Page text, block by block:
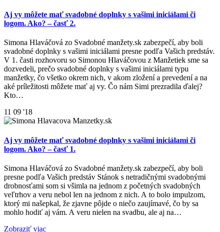
Aj vy môžete mať svadobné doplnky s vašimi iniciálami či
logom. Ako? – časť 2.
Simona Hlaváčová zo Svadobné manžety.sk zabezpečí, aby boli
svadobné doplnky s vašimi iniciálami presne podľa Vašich predstáv.
V 1. časti rozhovoru so Simonou Hlaváčovou z Manžetiek sme sa
dozvedeli, prečo svadobné doplnky s vašimi iniciálami typu
manžetky, čo všetko okrem nich, v akom zložení a prevedení a na
aké príležitosti môžete mať aj vy. Čo nám Simi prezradila ďalej?
Kto…
11 09 '18
Aj vy môžete mať svadobné doplnky s vašimi iniciálami či
logom. Ako? – časť 1.
Simona Hlaváčová zo Svadobné manžety.sk zabezpečí, aby boli
presne podľa Vašich predstáv Stánok s netradičnými svadobnými
drobnosťami som si všimla na jednom z početných svadobných
veľtrhov a veru nebol len na jednom z nich. A to bolo impulzom,
ktorý mi našepkal, že zjavne pôjde o niečo zaujímavé, čo by sa
mohlo hodiť aj vám. A veru nielen na svadbu, ale aj na…
Zobraziť viac